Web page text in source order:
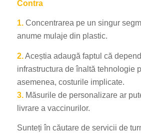
Contra
1.Concentrarea pe un singur
anume mulaje din plastic.
2.Aceștia adaugă faptul că
infrastructura de înaltă tehnologie
asemenea, costurile implicate.
3.Măsurile de personalizare ar
livrare a vaccinurilor.
Sunteți în căutare de servicii de